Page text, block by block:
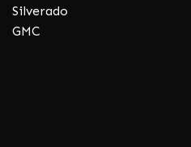
Silverado
GMC